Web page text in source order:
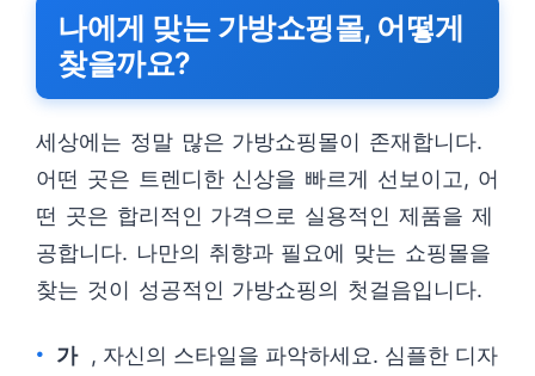
나에게 맞는 가방쇼핑몰, 어떻게
찾을까요?
세상에는 정말 많은 가방쇼핑몰이 존재합니다.
어떤 곳은 트렌디한 신상을 빠르게 선보이고, 어
떤 곳은 합리적인 가격으로 실용적인 제품을 제
공합니다. 나만의 취향과 필요에 맞는 쇼핑몰을
찾는 것이 성공적인 가방쇼핑의 첫걸음입니다.
가
, 자신의 스타일을 파악하세요. 심플한 디자